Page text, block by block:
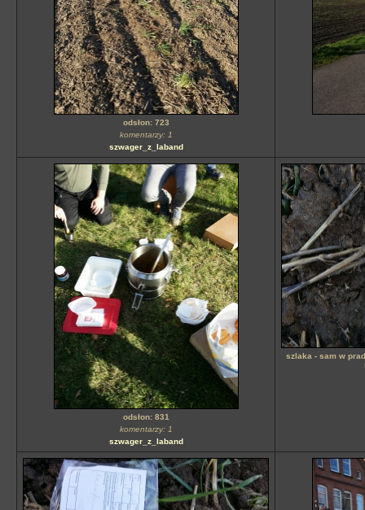
odsłon: 723
komentarzy: 1
szwager_z_laband
odsłon: 831
komentarzy: 1
szwager_z_laband
szlaka - sam w